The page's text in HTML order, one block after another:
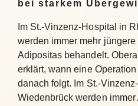
bei starkem
Im St.-Vinzenz-Hospital in
werden immer mehr
Adipositas behandelt.
erklärt, wann eine
danach folgt. Im St.-
Wiedenbrück werden